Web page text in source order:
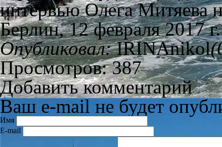
интервью Олега Митяева
Берлин, 12 февраля 2017 г.
Опубликовал:IRINAnikol
Просмотров: 387
Добавить комментарий
Ваш e-mail не будет
Имя
E-mail